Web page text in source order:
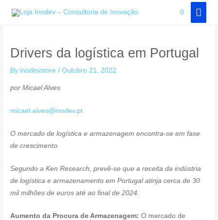
0
Drivers da logística em Portugal
By inodevstore/Outubro 21, 2022
porMicael Alves
micael.alves@inodev.pt
O mercado de logística e armazenagem encontra-se em fase
de crescimento.
Segundo a Ken Research, prevê-se que a receita da indústria
de logística e armazenamento em Portugal atinja cerca de 30
mil milhões de euros até ao final de 2024.
Aumento da Procura de Armazenagem: O mercado de